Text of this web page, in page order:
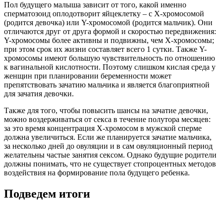
Пол будущего малыша зависит от того, какой именно
сперматозоид оплодотворит яйцеклетку – с X-хромосомой
(родится девочка) или Y-хромосомой (родится мальчик). Они
отличаются друг от друга формой и скоростью передвижения:
Y-хромосомы более активны и подвижны, чем X-хромосомы;
при этом срок их жизни составляет всего 1 сутки. Также Y-
хромосомы имеют большую чувствительность по отношению
к вагинальной кислотности. Поэтому слишком кислая среда у
женщин при планировании беременности может
препятствовать зачатию мальчика и является благоприятной
для зачатия девочки.
Также для того, чтобы повысить шансы на зачатие девочки,
можно воздерживаться от секса в течение полутора месяцев:
за это время концентрация X-хромосом в мужской сперме
должна увеличиться. Если же планируется зачатие мальчика,
за несколько дней до овуляции и в сам овуляционный период
желательны частые занятия сексом. Однако будущие родители
должны понимать, что не существует стопроцентных методов
воздействия на формирование пола будущего ребенка.
Подведем итоги